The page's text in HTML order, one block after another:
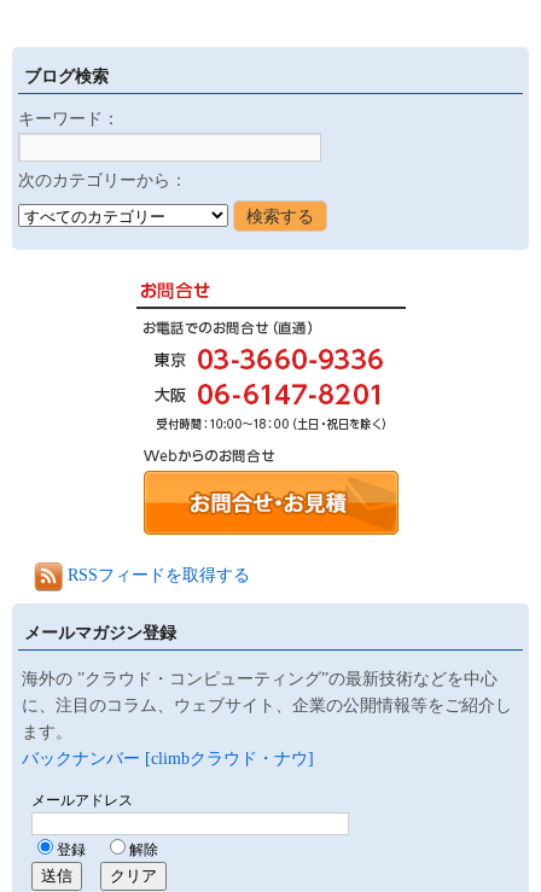
ブログ検索
キーワード：
次のカテゴリーから：
RSSフィードを取得する
メールマガジン登録
海外の ”クラウド・コンピューティング”の最新技術などを中心
に、注目のコラム、ウェブサイト、企業の公開情報等をご紹介し
ます。
バックナンバー [climbクラウド・ナウ]